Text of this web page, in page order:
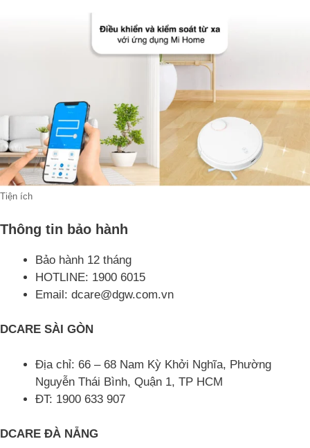
Tiện ích
Thông tin bảo hành
Bảo hành 12 tháng
HOTLINE: 1900 6015
Email: dcare@dgw.com.vn
DCARE SÀI GÒN
Địa chỉ: 66 – 68 Nam Kỳ Khởi Nghĩa, Phường
Nguyễn Thái Bình, Quận 1, TP HCM
ĐT: 1900 633 907
DCARE ĐÀ NẴNG